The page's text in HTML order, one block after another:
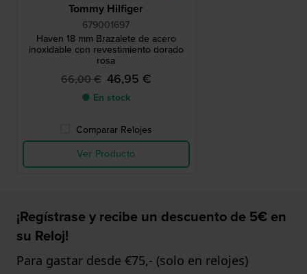
Tommy Hilfiger
679001697
Haven 18 mm Brazalete de acero
inoxidable con revestimiento dorado
rosa
66,00 € 46,95 €
● En stock
Comparar Relojes
Ver Producto
¡Regístrase y recibe un descuento de 5€ en
su Reloj!
Para gastar desde €75,- (solo en relojes)